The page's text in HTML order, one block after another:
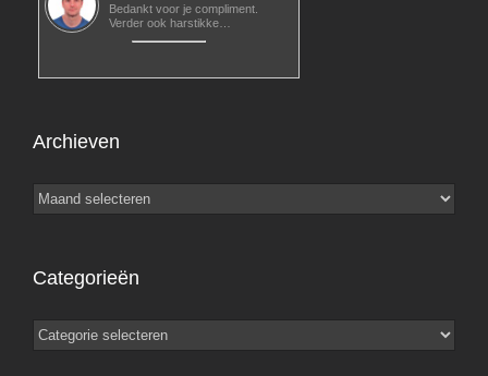
Bedankt voor je compliment.
Verder ook harstikke…
Archieven
Archieven
Categorieën
Categorieën